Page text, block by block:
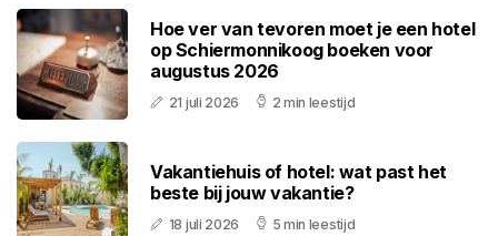
Hoe ver van tevoren moet je een hotel
op Schiermonnikoog boeken voor
augustus 2026
21 juli 2026 2 min leestijd
Vakantiehuis of hotel: wat past het
beste bij jouw vakantie?
18 juli 2026 5 min leestijd